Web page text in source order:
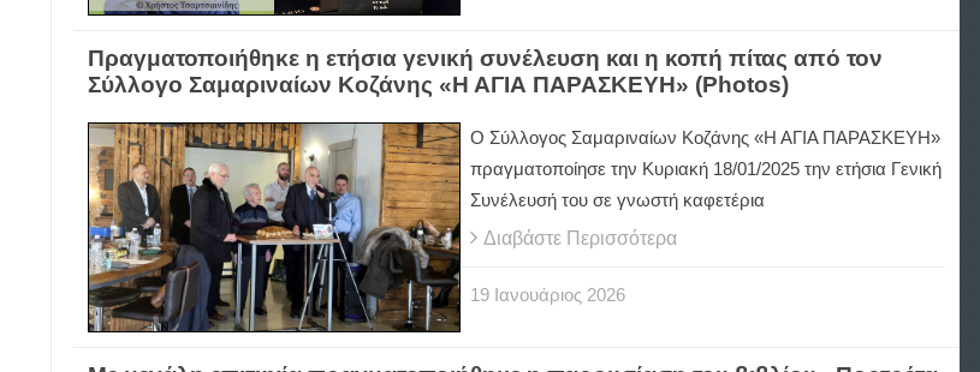
Πραγματοποιήθηκε η ετήσια γενική συνέλευση και η κοπή πίτας από τον
Σύλλογο Σαμαριναίων Κοζάνης «Η ΑΓΙΑ ΠΑΡΑΣΚΕΥΗ» (Photos)
Ο Σύλλογος Σαμαριναίων Κοζάνης «Η ΑΓΙΑ ΠΑΡΑΣΚΕΥΗ»
πραγματοποίησε την Κυριακή 18/01/2025 την ετήσια Γενική
Συνέλευσή του σε γνωστή καφετέρια
Διαβάστε Περισσότερα
19 Ιανουάριος 2026